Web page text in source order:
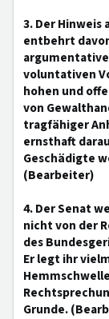
3. Der
entbehrt
voluntativen
hohen und
von
tragfähiger
ernsthaft
Geschädigte
(Bearbeiter)
4. Der Senat
nicht von der
des
Er legt ihr
Grunde.